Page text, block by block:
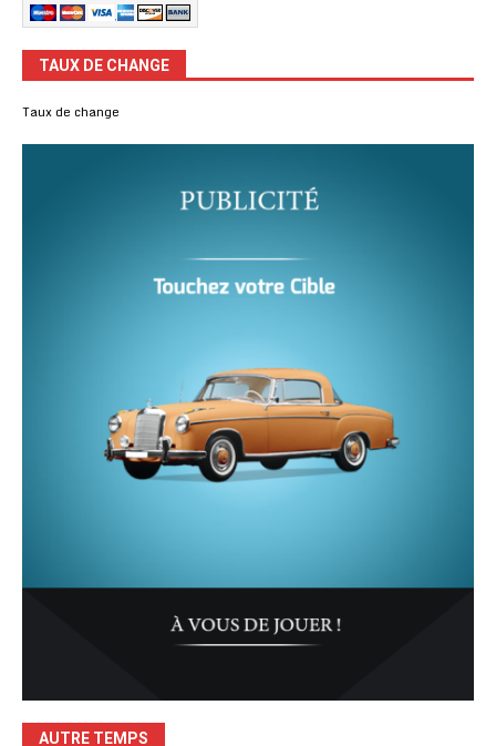
TAUX DE CHANGE
Taux de change
AUTRE TEMPS